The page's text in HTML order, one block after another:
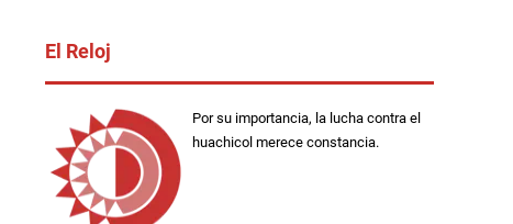
El Reloj
Por su importancia, la lucha contra el
huachicol merece constancia.